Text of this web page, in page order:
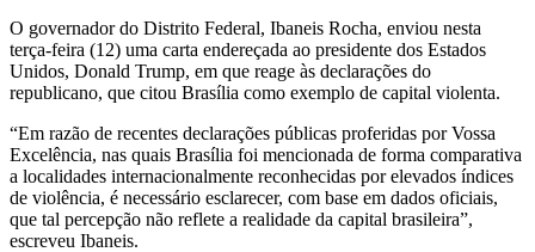
O governador do Distrito Federal, Ibaneis Rocha, enviou nesta
terça-feira (12) uma carta endereçada ao presidente dos Estados
Unidos, Donald Trump, em que reage às declarações do
republicano, que citou Brasília como exemplo de capital violenta.
“Em razão de recentes declarações públicas proferidas por Vossa
Excelência, nas quais Brasília foi mencionada de forma comparativa
a localidades internacionalmente reconhecidas por elevados índices
de violência, é necessário esclarecer, com base em dados oficiais,
que tal percepção não reflete a realidade da capital brasileira”,
escreveu Ibaneis.